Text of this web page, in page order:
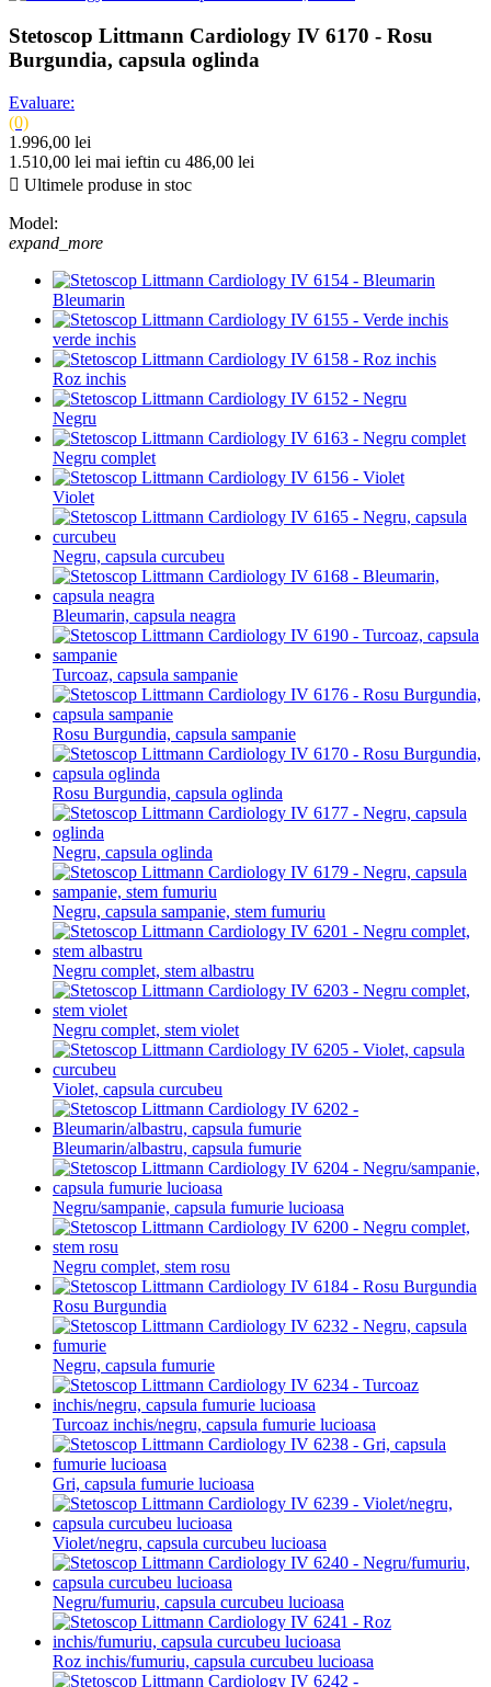
Stetoscop Littmann Cardiology IV 6170 - Rosu
Burgundia, capsula oglinda
Evaluare:
(0)
1.996,00 lei
1.510,00 lei mai ieftin cu 486,00 lei
 Ultimele produse in stoc
Model:
expand_more
Bleumarin
verde inchis
Roz inchis
Negru
Negru complet
Violet
Negru, capsula curcubeu
Bleumarin, capsula neagra
Turcoaz, capsula sampanie
Rosu Burgundia, capsula sampanie
Rosu Burgundia, capsula oglinda
Negru, capsula oglinda
Negru, capsula sampanie, stem fumuriu
Negru complet, stem albastru
Negru complet, stem violet
Violet, capsula curcubeu
Bleumarin/albastru, capsula fumurie
Negru/sampanie, capsula fumurie lucioasa
Negru complet, stem rosu
Rosu Burgundia
Negru, capsula fumurie
Turcoaz inchis/negru, capsula fumurie lucioasa
Gri, capsula fumurie lucioasa
Violet/negru, capsula curcubeu lucioasa
Negru/fumuriu, capsula curcubeu lucioasa
Roz inchis/fumuriu, capsula curcubeu lucioasa